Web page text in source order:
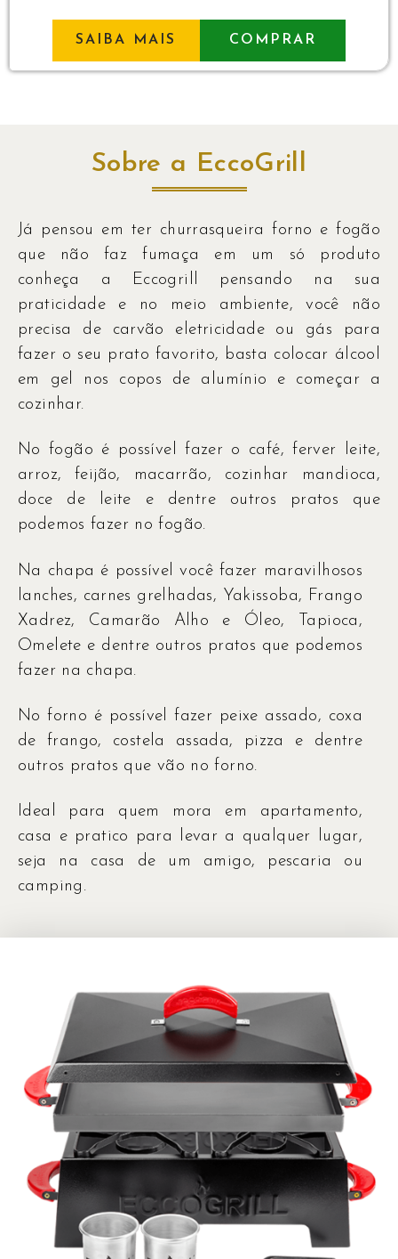
SAIBA MAIS COMPRAR
Sobre a EccoGrill
Já pensou em ter churrasqueira forno e fogão
que não faz fumaça em um só produto
conheça a Eccogrill pensando na sua
praticidade e no meio ambiente, você não
precisa de carvão eletricidade ou gás para
fazer o seu prato favorito, basta colocar álcool
em gel nos copos de alumínio e começar a
cozinhar.
No fogão é possível fazer o café, ferver leite,
arroz, feijão, macarrão, cozinhar mandioca,
doce de leite e dentre outros pratos que
podemos fazer no fogão.
Na chapa é possível você fazer maravilhosos
lanches, carnes grelhadas, Yakissoba, Frango
Xadrez, Camarão Alho e Óleo, Tapioca,
Omelete e dentre outros pratos que podemos
fazer na chapa.
No forno é possível fazer peixe assado, coxa
de frango, costela assada, pizza e dentre
outros pratos que vão no forno.
Ideal para quem mora em apartamento,
casa e pratico para levar a qualquer lugar,
seja na casa de um amigo, pescaria ou
camping.